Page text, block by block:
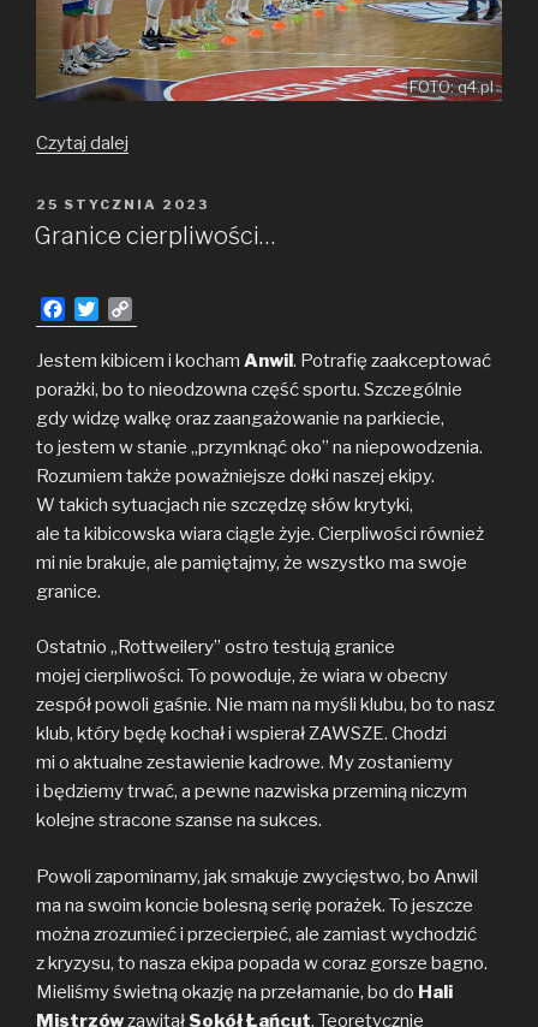
FOTO: q4.pl
Czytaj dalej
w rozdziałach
OPUBLIKOWANE
W
25 STYCZNIA 2023
Granice cierpliwości…
a
c
o
o
k
w
i
t
e
r
o
p
i
n
k
Jestem kibicem i kocham Anwil. Potrafię zaakceptować
porażki, bo to nieodzowna część sportu. Szczególnie
gdy widzę walkę oraz zaangażowanie na parkiecie,
to jestem w stanie „przymknąć oko” na niepowodzenia.
Rozumiem także poważniejsze dołki naszej ekipy.
W takich sytuacjach nie szczędzę słów krytyki,
ale ta kibicowska wiara ciągle żyje. Cierpliwości również
mi nie brakuje, ale pamiętajmy, że wszystko ma swoje
granice.
Ostatnio „Rottweilery” ostro testują granice
mojej cierpliwości. To powoduje, że wiara w obecny
zespół powoli gaśnie. Nie mam na myśli klubu, bo to nasz
klub, który będę kochał i wspierał ZAWSZE. Chodzi
mi o aktualne zestawienie kadrowe. My zostaniemy
i będziemy trwać, a pewne nazwiska przeminą niczym
kolejne stracone szanse na sukces.
Powoli zapominamy, jak smakuje zwycięstwo, bo Anwil
ma na swoim koncie bolesną serię porażek. To jeszcze
można zrozumieć i przecierpieć, ale zamiast wychodzić
z kryzysu, to nasza ekipa popada w coraz gorsze bagno.
Mieliśmy świetną okazję na przełamanie, bo do Hali
Mistrzówzawitał Sokół Łańcut. Teoretycznie